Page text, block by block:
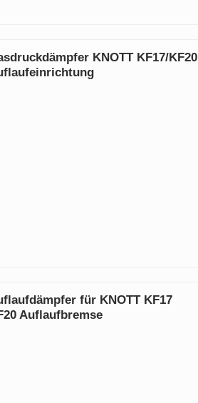
KNOTT KF17/KF20
für KNOTT KF17
Auflaufbremse